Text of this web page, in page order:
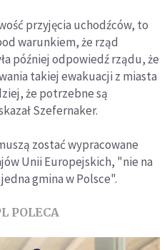
przyjęcia uchodźców, to
warunkiem, że rząd
później odpowiedź rządu, że
takiej ewakuacji z miasta
że potrzebne są
Szefernaker.
zostać wypracowane
Unii Europejskich, "nie na
gmina w Polsce".
POLECA